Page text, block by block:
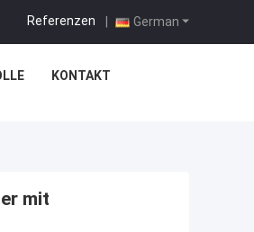
German
Referenzen |
KONTAKT
mit